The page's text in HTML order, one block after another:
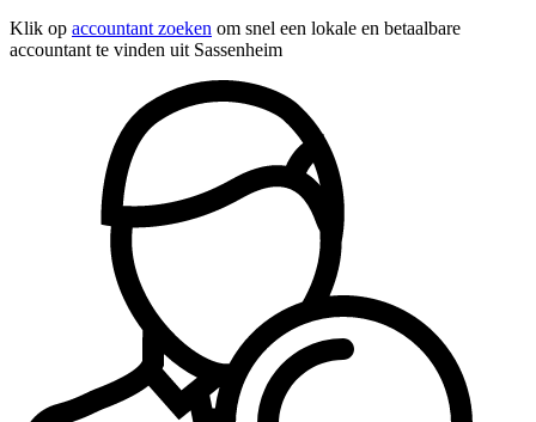
Klik op accountant zoeken om snel een lokale en betaalbare
accountant te vinden uit Sassenheim